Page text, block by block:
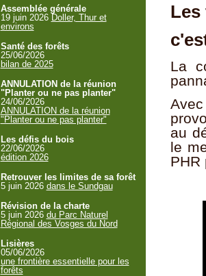
Les
La
au
le
PHR
Assemblée générale
19 juin 2026 Doller, Thur et
environs
Santé des forêts
25/06/2026
bilan de 2025
ANNULATION de la réunion
"Planter ou ne pas planter"
24/06/2026
ANNULATION de la réunion
"Planter ou ne pas planter"
Les défis du bois
22/06/2026
édition 2026
Retrouver les limites de sa forêt
5 juin 2026 dans le Sundgau
Révision de la charte
5 juin 2026 du Parc Naturel
Régional des Vosges du Nord
Lisières
05/06/2026
une frontière essentielle pour les
forêts